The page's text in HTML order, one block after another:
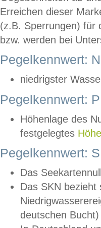
Erreichen dieser
(z.B. Sperrungen) für
bzw. werden bei
Pegelkennwert:
niedrigster
Pegelkennwert:
Höhenlage des
festgelegtes
Pegelkennwert:
Das
Das SKN
deutschen